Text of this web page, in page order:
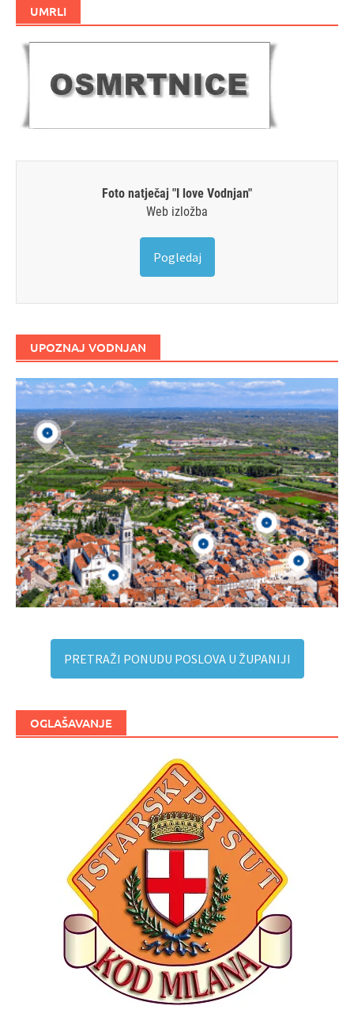
UMRLI
Foto natječaj "I love Vodnjan"
Web izložba
Pogledaj
UPOZNAJ VODNJAN
PRETRAŽI PONUDU POSLOVA U ŽUPANIJI
OGLAŠAVANJE